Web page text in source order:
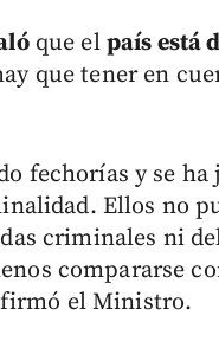
que el país está
que tener en
fechorías y se
Ellos no
criminales ni
compararse
el Ministro.